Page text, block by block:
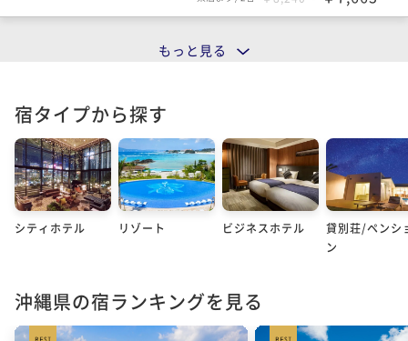
もっと見る
宿タイプから探す
シティホテル リゾート ビジネスホテル
貸別荘/ペンシ
ン
沖縄県の宿ランキングを見る